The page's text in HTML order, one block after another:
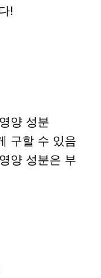
!
양 성분
구할 수 있음
양 성분은 부